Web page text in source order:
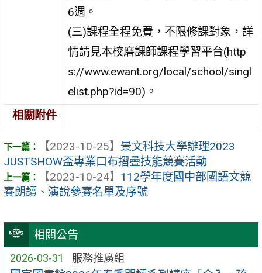
相關公告
2026-03-31 服務推廣組
6週。
(三)課程全程免費，不限修課對象，詳
情請見本校磨課師課程學習平台(http
s://www.ewant.org/local/school/singl
elist.php?id=90)。
相關附件
【2023-10-25】 景文科技大學辦理2023
JUSTSHOW盃專業口布摺疊技能競賽活動
【2023-10-24】 112學年度國中部國語文競
賽朗讀、演說參賽名單及序號